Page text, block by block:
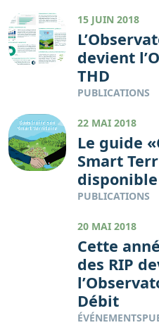
15 JUIN 2018
devient
THD
PUBLICATIONS
22 MAI 2018
Le guide
Smart
PUBLICATIONS
20 MAI 2018
Cette
des RIP
Débit
ÉVÉNEMENTS